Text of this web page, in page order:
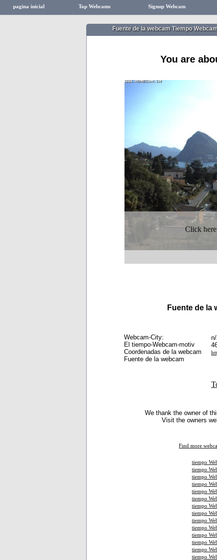
pagina inicial Top Webcams Signup Webcam
Fuente de la webcam Tiempo
You are
Click
Fuente de la
Webcam-City:
El tiempo-Webcam-motiv
Coordenadas de la webcam
Fuente de la webcam
We thank the owner of
Visit the owners
Find more
tiempo
tiempo
tiempo
tiempo
tiempo
tiempo
tiempo
tiempo
tiempo
tiempo
tiempo
tiempo
tiempo
tiempo